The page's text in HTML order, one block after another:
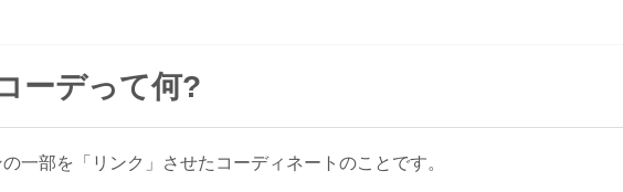
ーデって何?
一部を「リンク」させたコーディネートのことです。